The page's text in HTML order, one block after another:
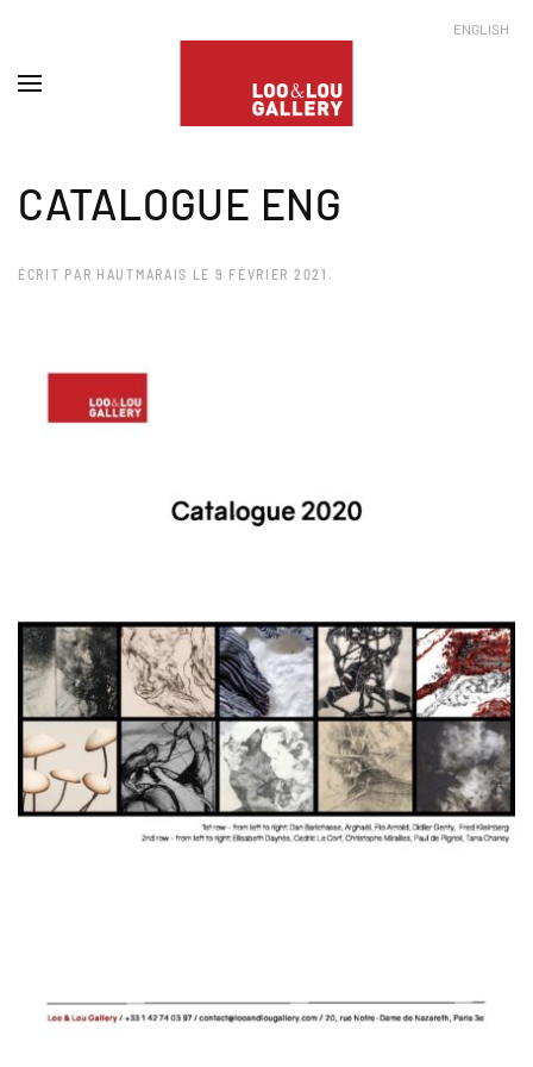
ENGLISH
CATALOGUE ENG
ÉCRIT PAR HAUTMARAIS LE 9 FÉVRIER 2021 .